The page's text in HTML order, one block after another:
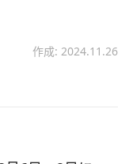
作成: 2024.11.26